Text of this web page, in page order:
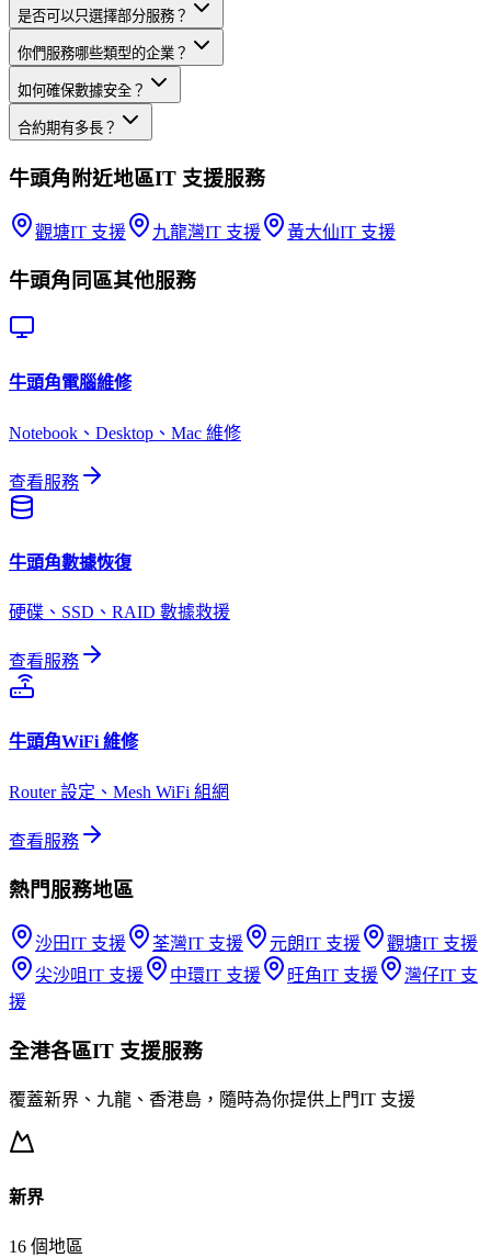
是否可以只選擇部分服務？
你們服務哪些類型的企業？
如何確保數據安全？
合約期有多長？
牛頭角 附近地區IT 支援服務
觀塘IT 支援 九龍灣IT 支援 黃大仙IT 支援
牛頭角 同區其他服務
牛頭角電腦維修
Notebook、Desktop、Mac 維修
查看服務
牛頭角數據恢復
硬碟、SSD、RAID 數據救援
查看服務
牛頭角WiFi 維修
Router 設定、Mesh WiFi 組網
查看服務
熱門服務地區
沙田IT 支援 荃灣IT 支援 元朗IT 支援 觀塘IT 支援
尖沙咀IT 支援 中環IT 支援 旺角IT 支援 灣仔IT 支
援
全港各區IT 支援服務
覆蓋新界、九龍、香港島，隨時為你提供上門IT 支援
新界
16 個地區